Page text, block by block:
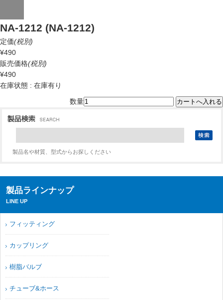
NA-1212 (NA-1212)
定価(税別)
¥490
販売価格(税別)
¥490
在庫状態 : 在庫有り
数量
製品名や材質、型式からお探しください
製品ラインナップ
LINE UP
フィッティング
カップリング
樹脂バルブ
チューブ&ホース